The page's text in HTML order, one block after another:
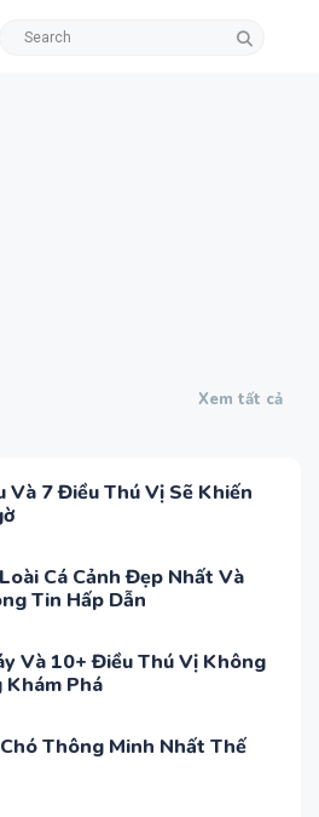
Xem tất cả
Và 7 Điều Thú Vị Sẽ Khiến
Cá Cảnh Đẹp Nhất Và
Tin Hấp Dẫn
Và 10+ Điều Thú Vị Không
Phá
Thông Minh Nhất Thế